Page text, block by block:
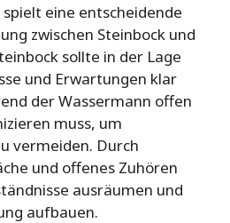
eine entscheidende
zwischen Steinbock und
sollte in der Lage
und Erwartungen klar
der Wassermann offen
muss, um
vermeiden. Durch
und offenes Zuhören
ausräumen und
aufbauen.